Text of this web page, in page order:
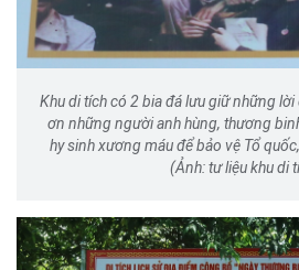
Khu di tích có 2 bia đá lưu giữ những lời
ơn những người anh hùng, thương
hy sinh xương máu để bảo vệ Tổ
(Ảnh: tư liệu khu di